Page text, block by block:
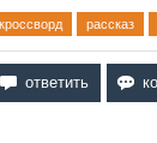
кроссворд рассказ